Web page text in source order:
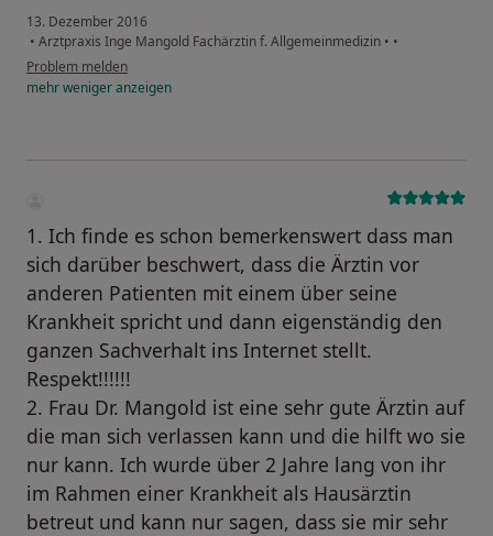
13. Dezember 2016
• Arztpraxis Inge Mangold Fachärztin f. Allgemeinmedizin • •
Problem melden
mehrwenigeranzeigen
1. Ich finde es schon bemerkenswert dass man
sich darüber beschwert, dass die Ärztin vor
anderen Patienten mit einem über seine
Krankheit spricht und dann eigenständig den
ganzen Sachverhalt ins Internet stellt.
Respekt!!!!!!
2. Frau Dr. Mangold ist eine sehr gute Ärztin auf
die man sich verlassen kann und die hilft wo sie
nur kann. Ich wurde über 2 Jahre lang von ihr
im Rahmen einer Krankheit als Hausärztin
betreut und kann nur sagen, dass sie mir sehr